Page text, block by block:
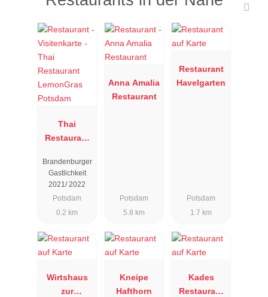
Thai
Restaurant
Potsdam
Brandenburger
Gastlichkeit
2021/ 2022
Potsdam
0.2 km
Anna Amalia
Restaurant
Potsdam
5.8 km
Restaurant
Havelgarten
Potsdam
1.7 km
Wirtshaus
zur
Kneipe
Hafthorn
Kades
Restaurant